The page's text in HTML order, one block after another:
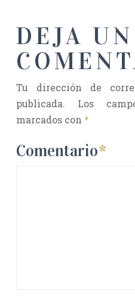
DEJA UN
Tu dirección de
publicada.
Los
marcados con *
Comentario*